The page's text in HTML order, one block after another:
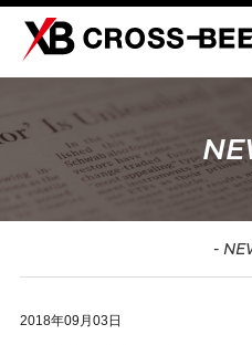
2018年09月03日
-